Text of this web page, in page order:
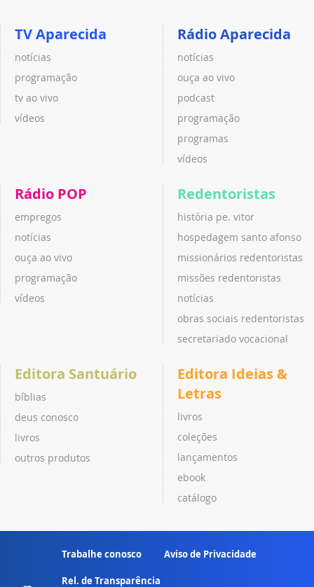
TV Aparecida
notícias
programação
tv ao vivo
vídeos
Rádio Aparecida
notícias
ouça ao vivo
podcast
programação
programas
vídeos
Rádio POP
empregos
notícias
ouça ao vivo
programação
vídeos
Redentoristas
história pe. vitor
hospedagem santo afonso
missionários redentoristas
missões redentoristas
notícias
obras sociais redentoristas
secretariado vocacional
Editora Santuário
bíblias
deus conosco
livros
outros produtos
Editora Ideias &
Letras
livros
coleções
lançamentos
ebook
catálogo
Trabalhe conosco Aviso de Privacidade
Rel. de Transparência